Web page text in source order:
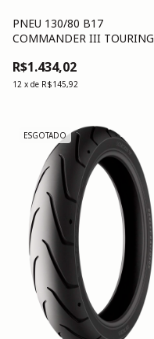
PNEU 130/80 B17
COMMANDER III TOURING
R$1.434,02
12 x de R$145,92
ESGOTADO